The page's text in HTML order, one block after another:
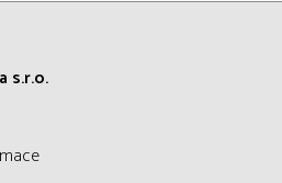
s.r.o.